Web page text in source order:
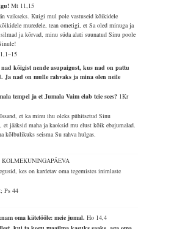
Mt 11,15
vaikseks. Kuigi mul pole vastuseid kõikidele
muredele, tean ometigi, et Sa oled minuga ja
ja kõrvad, minu süda alati suunatud Sinu poole
kõigist nende asupaigust, kus nad on pattu
Ja nad on mulle rahvaks ja mina olen neile
tempel ja et Jumala Vaim elab teie sees? 1Kr
et ka minu ihu oleks pühitsetud Sinu
et jääksid maha ja kaoksid mu elust kõik ebajumalad.
kõlbulikuks seisma Su rahva hulgas.
kes on kardetav oma tegemistes inimlaste
Ps 44
oma kätetööle: meie jumal.Ho 14,4